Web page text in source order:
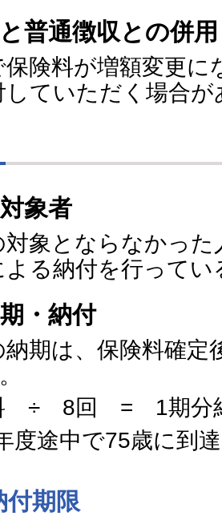
普通徴収との併用
険料が増額変更に
していただく場合が
象者
象とならなかった
る納付を行ってい
・納付
期は、保険料確定
÷ 8回 = 1期分
途中で75歳に到
付期限